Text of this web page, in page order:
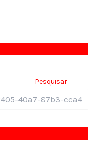
Pesquisar